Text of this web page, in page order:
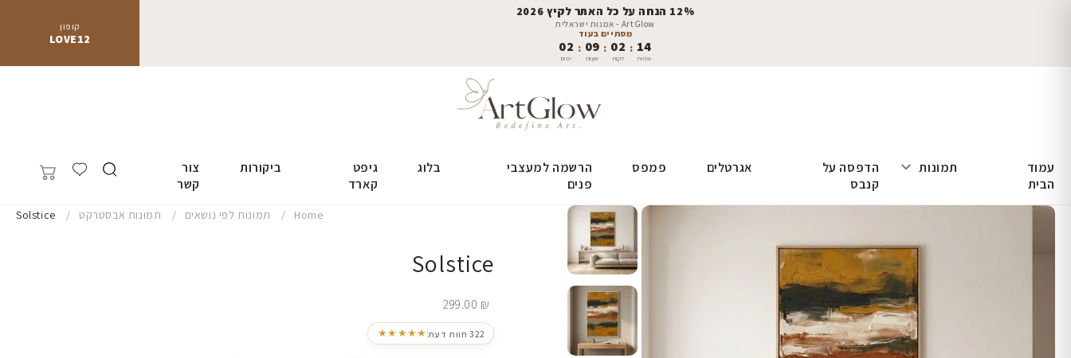
קופון
LOVE12
12% הנחה על כל האתר לקיץ 2026
ArtGlow - אמנות ישראלית
מסתיים בעוד
02
ימים
: 09
שעות
: 02
דקות
: 13
שניות
עמוד
הבית
תמונות
הדפסה על
קנבס
אגרטלים פמפס
הרשמה למעצבי
פנים
בלוג
גיפט
קארד
ביקורות
צור
קשר
Home תמונות לפי נושאים תמונות אבסטרקט Solstice
Solstice
299.00 ₪
★★★★★ 322 חוות דעת